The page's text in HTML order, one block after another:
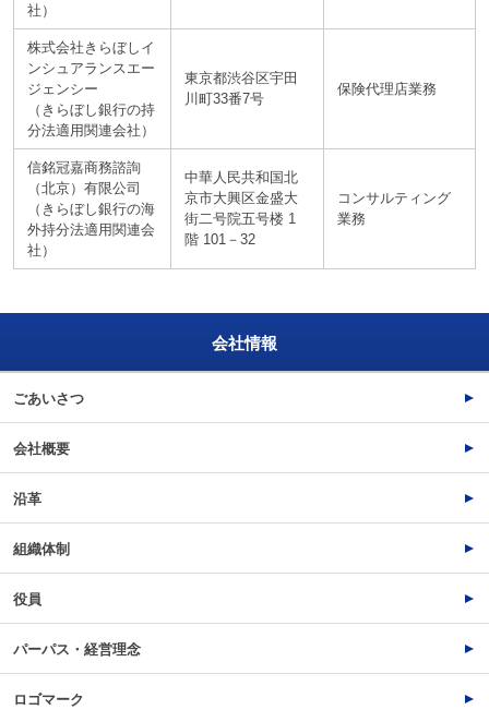
社）
株式会社きらぼしイ
ンシュアランスエー
ジェンシー
（きらぼし銀行の持
分法適用関連会社）
東京都渋谷区宇田
川町33番7号
保険代理店業務
信銘冠嘉商務諮詢
（北京）有限公司
（きらぼし銀行の海
外持分法適用関連会
社）
中華人民共和国北
京市大興区金盛大
街二号院五号楼 1
階 101－32
コンサルティング
業務
会社情報
ごあいさつ
会社概要
沿革
組織体制
役員
パーパス・経営理念
ロゴマーク